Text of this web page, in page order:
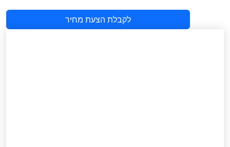
לקבלת הצעת מחיר